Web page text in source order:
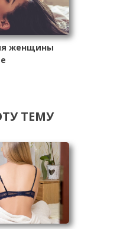
женщины
ТЕМУ